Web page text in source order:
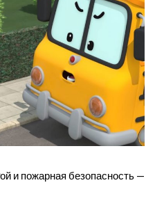
и пожарная безопасность —